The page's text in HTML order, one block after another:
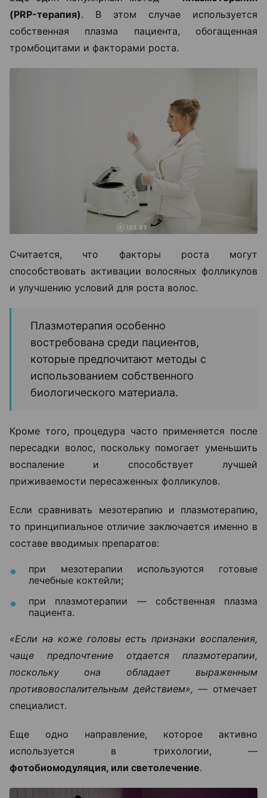
(PRP-терапия). В этом случае используется
собственная плазма пациента, обогащенная
тромбоцитами и факторами роста.
Считается, что факторы роста могут
способствовать активации волосяных фолликулов
и улучшению условий для роста волос.
Плазмотерапия особенно
востребована среди пациентов,
которые предпочитают методы с
использованием собственного
биологического материала.
Кроме того, процедура часто применяется после
пересадки волос, поскольку помогает уменьшить
воспаление и способствует лучшей
приживаемости пересаженных фолликулов.
Если сравнивать мезотерапию и плазмотерапию,
то принципиальное отличие заключается именно в
составе вводимых препаратов:
при мезотерапии используются готовые
лечебные коктейли;
при плазмотерапии — собственная плазма
пациента.
«Если на коже головы есть признаки воспаления,
чаще предпочтение отдается плазмотерапии,
поскольку она обладает выраженным
противовоспалительным действием», — отмечает
специалист.
Еще одно направление, которое активно
используется в трихологии, —
фотобиомодуляция, или светолечение.